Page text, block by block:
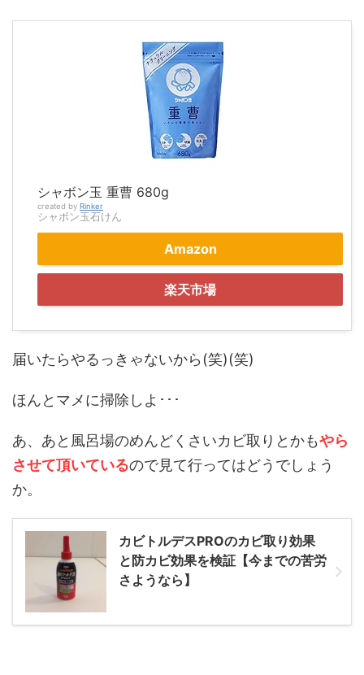
シャボン玉 重曹 680g
created by Rinker
シャボン玉石けん
Amazon
楽天市場
届いたらやるっきゃないから(笑)(笑)
ほんとマメに掃除しよ･･･
あ、あと風呂場のめんどくさいカビ取りとかもやら
させて頂いているので見て行ってはどうでしょう
か。
カビトルデスPROのカビ取り効果
と防カビ効果を検証【今までの苦労
さようなら】